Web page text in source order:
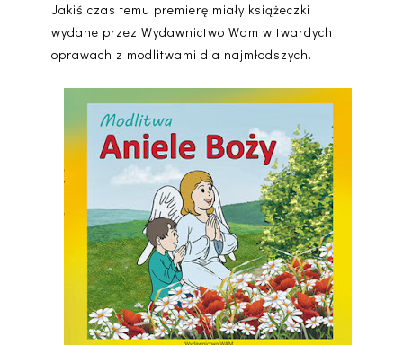
Jakiś czas temu premierę miały książeczki
wydane przez Wydawnictwo Wam w twardych
oprawach z modlitwami dla najmłodszych.